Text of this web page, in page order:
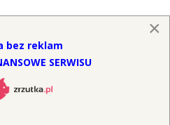
×
bez reklam
SERWISU